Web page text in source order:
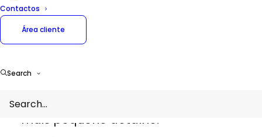
Contactos
Área cliente
Search
Trata-se da retrospetiva de um ano
de exercício, um retrato que
equilibrado e visualmente atrativo,
onde a empresa se apresenta ao
mais pequeno detalhe.